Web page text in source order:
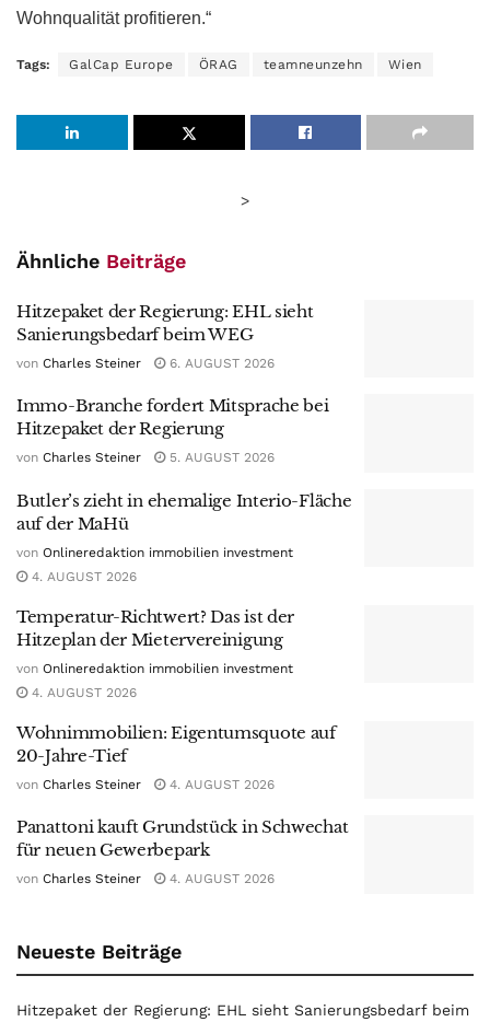
Wohnqualität profitieren.“
Tags: GalCap Europe ÖRAG teamneunzehn Wien
>
Ähnliche Beiträge
Hitzepaket der Regierung: EHL sieht
Sanierungsbedarf beim WEG
von Charles Steiner 6. AUGUST 2026
Immo-Branche fordert Mitsprache bei
Hitzepaket der Regierung
von Charles Steiner 5. AUGUST 2026
Butler’s zieht in ehemalige Interio-Fläche
auf der MaHü
von Onlineredaktion immobilien investment
4. AUGUST 2026
Temperatur-Richtwert? Das ist der
Hitzeplan der Mietervereinigung
von Onlineredaktion immobilien investment
4. AUGUST 2026
Wohnimmobilien: Eigentumsquote auf
20-Jahre-Tief
von Charles Steiner 4. AUGUST 2026
Panattoni kauft Grundstück in Schwechat
für neuen Gewerbepark
von Charles Steiner 4. AUGUST 2026
Neueste Beiträge
Hitzepaket der Regierung: EHL sieht Sanierungsbedarf beim